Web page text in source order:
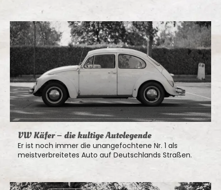
VW Käfer – die kultige Autolegende
Er ist noch immer die unangefochtene Nr. 1 als
meistverbreitetes Auto auf Deutschlands Straßen.